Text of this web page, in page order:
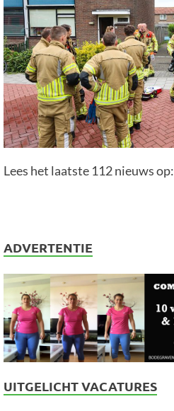
Lees het laatste 112 nieuws op:
ADVERTENTIE
UITGELICHT VACATURES